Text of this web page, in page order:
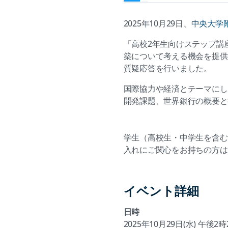
2025年10月29日、 中央大学
「高校2年生向けステップ
築について考える機会を提
質疑応答を行いました。
国際協力や経済とテーマに
開発課題、世界銀行の概要
学生（高校生・中学生を含
入れにご関心をお持ちの方
イベント詳細
日時
2025年10月29日(水) 午後2